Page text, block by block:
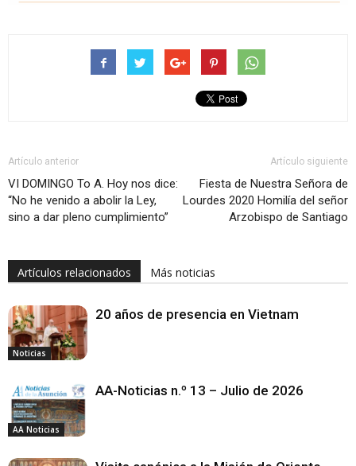
Artículo anterior
VI DOMINGO To A. Hoy nos dice:
“No he venido a abolir la Ley,
sino a dar pleno cumplimiento”
Artículo siguiente
Fiesta de Nuestra Señora de
Lourdes 2020 Homilía del señor
Arzobispo de Santiago
Artículos relacionados Más noticias
Noticias
20 años de presencia en Vietnam
AA Noticias
AA-Noticias n.º 13 – Julio de 2026